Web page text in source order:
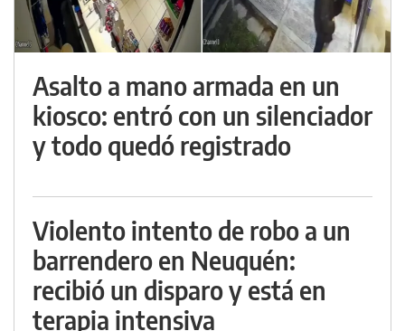
Asalto a mano armada en un
kiosco: entró con un silenciador
y todo quedó registrado
Violento intento de robo a un
barrendero en Neuquén:
recibió un disparo y está en
terapia intensiva